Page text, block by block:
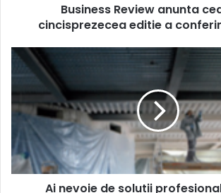
Business Review anunta
cincisprezecea editie a
Ai
nevoie
solutii
profesionale
protectia
pasiva
la
Ai nevoie de solutii